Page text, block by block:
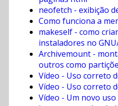
neofetch - exibição
Como funciona a
makeself - como
instaladores no
Archivemount -
outros como
Vídeo - Uso correto
Vídeo - Uso correto
Vídeo - Um novo